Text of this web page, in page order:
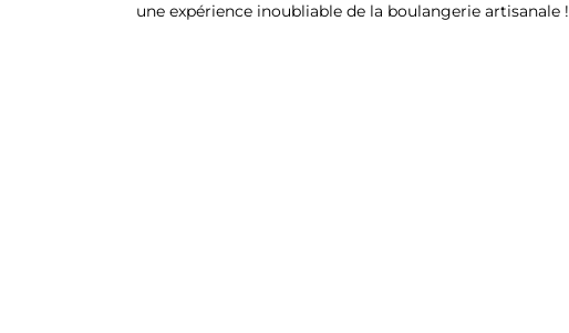
une expérience inoubliable de la boulangerie artisanale !